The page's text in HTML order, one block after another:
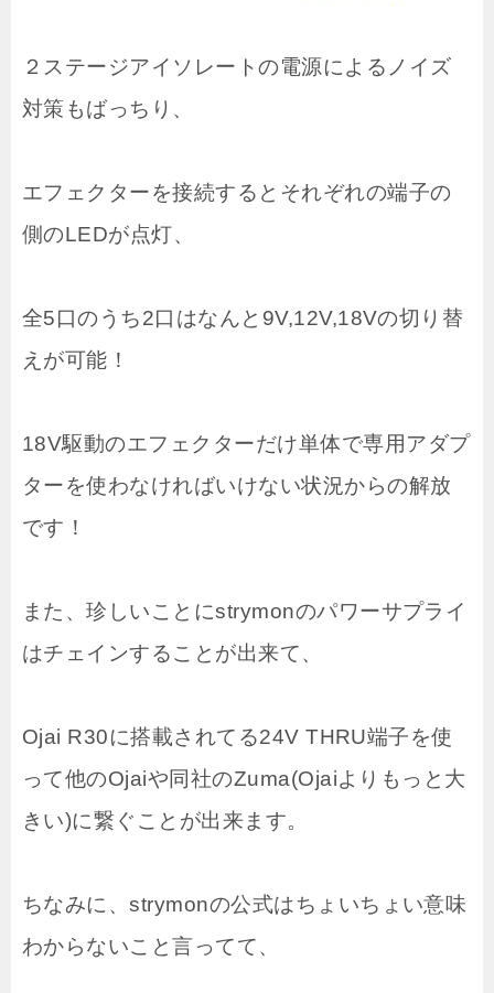
２ステージアイソレートの電源によるノイズ
対策もばっちり、
エフェクターを接続するとそれぞれの端子の
側のLEDが点灯、
全5口のうち2口はなんと9V,12V,18Vの切り替
えが可能！
18V駆動のエフェクターだけ単体で専用アダプ
ターを使わなければいけない状況からの解放
です！
また、珍しいことにstrymonのパワーサプライ
はチェインすることが出来て、
Ojai R30に搭載されてる24V THRU端子を使
って他のOjaiや同社のZuma(Ojaiよりもっと大
きい)に繋ぐことが出来ます。
ちなみに、strymonの公式はちょいちょい意味
わからないこと言ってて、